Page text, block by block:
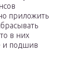
приложить
в них
и подшив